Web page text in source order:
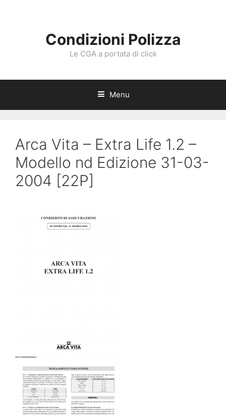
Condizioni Polizza
Le CGA a portata di click
Menu
Arca Vita – Extra Life 1.2 –
Modello nd Edizione 31-03-
2004 [22P]